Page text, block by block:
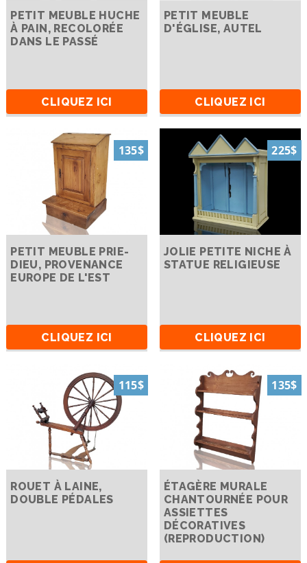
PETIT MEUBLE HUCHE
À PAIN, RECOLORÉE
DANS LE PASSÉ
CLIQUEZ ICI
PETIT MEUBLE
D'ÉGLISE, AUTEL
CLIQUEZ ICI
135$
PETIT MEUBLE PRIE-
DIEU, PROVENANCE
EUROPE DE L'EST
CLIQUEZ ICI
225$
JOLIE PETITE NICHE À
STATUE RELIGIEUSE
CLIQUEZ ICI
115$
ROUET À LAINE,
DOUBLE PÉDALES
135$
ÉTAGÈRE MURALE
CHANTOURNÉE POUR
ASSIETTES
DÉCORATIVES
(REPRODUCTION)